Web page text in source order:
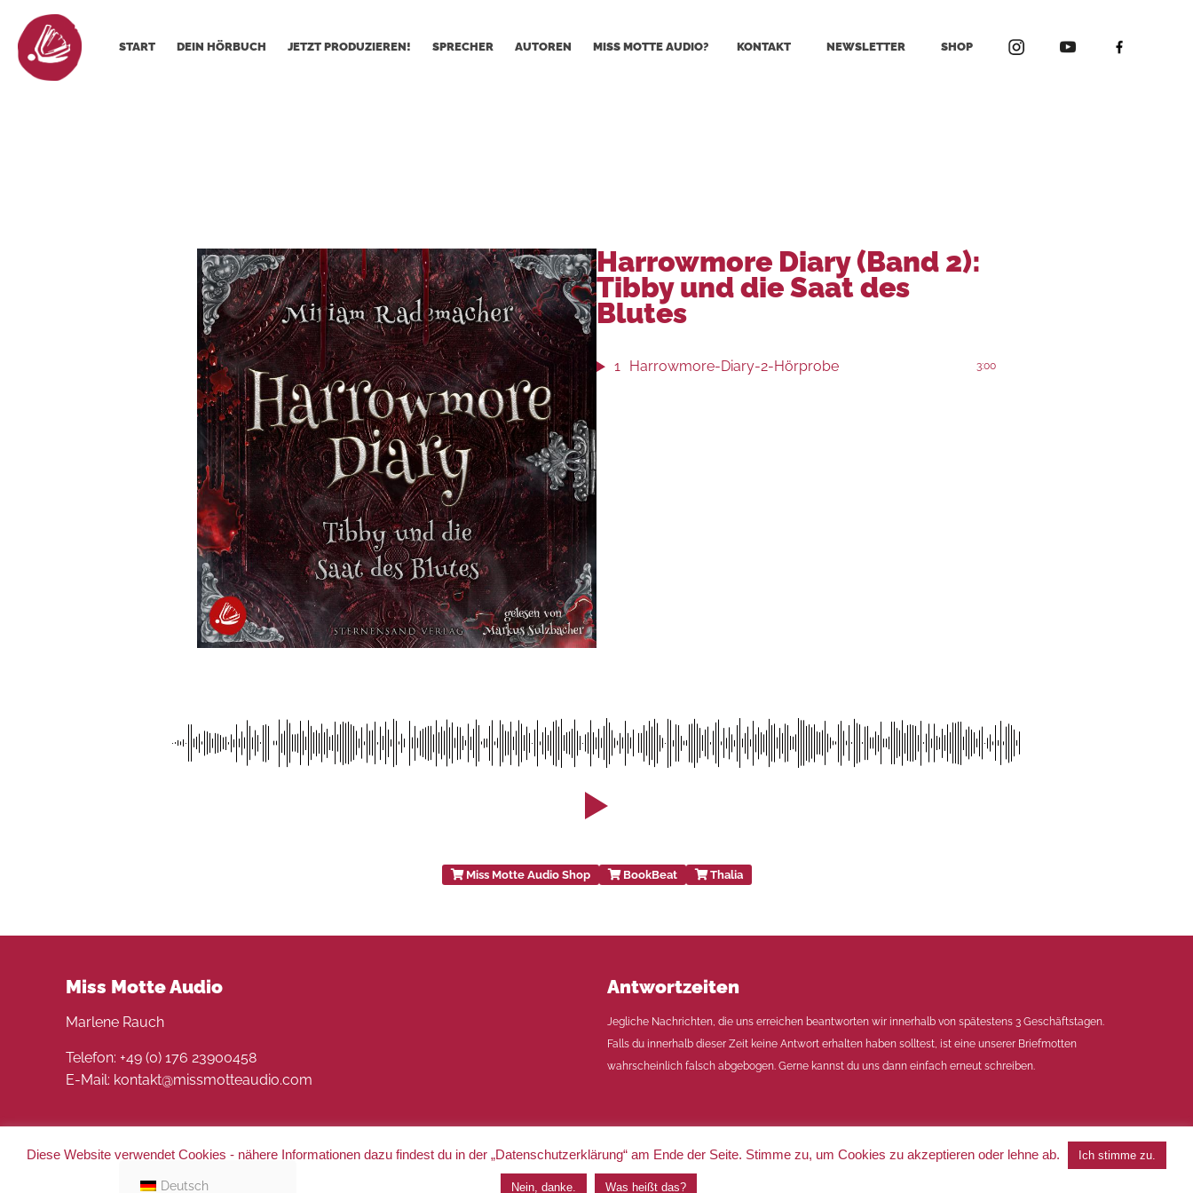
START DEIN HÖRBUCH JETZT PRODUZIEREN! SPRECHER AUTOREN MISS MOTTE AUDIO? KONTAKT NEWSLETTER SHOP
Harrowmore Diary (Band 2):
Tibby und die Saat des
Blutes
1 Harrowmore-Diary-2-Hörprobe 3:00
Miss Motte Audio Shop BookBeat Thalia
Miss Motte Audio
Marlene Rauch
Telefon: +49 (0) 176 23900458
E-Mail: kontakt@missmotteaudio.com
Antwortzeiten
Jegliche Nachrichten, die uns erreichen beantworten wir innerhalb von spätestens 3 Geschäftstagen.
Falls du innerhalb dieser Zeit keine Antwort erhalten haben solltest, ist eine unserer Briefmotten
wahrscheinlich falsch abgebogen. Gerne kannst du uns dann einfach erneut schreiben.
Datenschutz
Diese Website verwendet Cookies - nähere Informationen dazu findest du in der „Datenschutzerklärung“ am Ende der Seite. Stimme zu, um Cookies zu akzeptieren oder lehne ab. Ich stimme zu.
Nein, danke. Was heißt das?
Deutsch